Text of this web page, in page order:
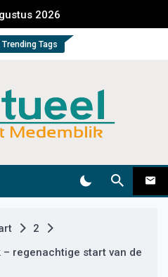
2026
Trending Tags
2
regenachtige start van de